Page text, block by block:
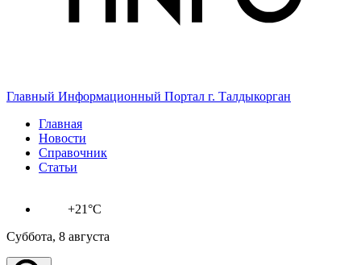
Главный Информационный Портал г. Талдыкорган
Главная
Новости
Справочник
Статьи
+21°C
Суббота, 8 августа